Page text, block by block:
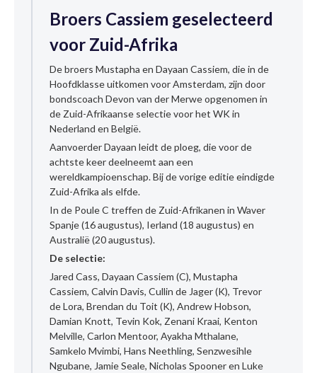
Broers Cassiem geselecteerd
voor Zuid-Afrika
De broers Mustapha en Dayaan Cassiem, die in de
Hoofdklasse uitkomen voor Amsterdam, zijn door
bondscoach Devon van der Merwe opgenomen in
de Zuid-Afrikaanse selectie voor het WK in
Nederland en België.
Aanvoerder Dayaan leidt de ploeg, die voor de
achtste keer deelneemt aan een
wereldkampioenschap. Bij de vorige editie eindigde
Zuid-Afrika als elfde.
In de Poule C treffen de Zuid-Afrikanen in Waver
Spanje (16 augustus), Ierland (18 augustus) en
Australië (20 augustus).
De selectie:
Jared Cass, Dayaan Cassiem (C), Mustapha
Cassiem, Calvin Davis, Cullin de Jager (K), Trevor
de Lora, Brendan du Toit (K), Andrew Hobson,
Damian Knott, Tevin Kok, Zenani Kraai, Kenton
Melville, Carlon Mentoor, Ayakha Mthalane,
Samkelo Mvimbi, Hans Neethling, Senzwesihle
Ngubane, Jamie Seale, Nicholas Spooner en Luke